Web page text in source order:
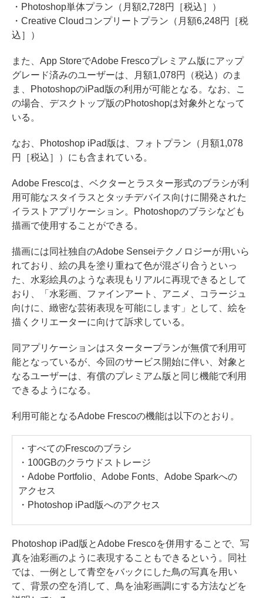
・Photoshop単体プラン（月額2,728円［税込］）
・Creative Cloudコンプリートプラン（月額6,248円［税
込］）
また、App StoreでAdobe Frescoプレミアム版にアップ
グレード済みのユーザーは、月額1,078円（税込）のま
ま、PhotoshopのiPad版の利用が可能となる。なお、こ
の場合、デスクトップ版のPhotoshopは対象外となって
いる。
なお、Photoshop iPad版は、フォトプラン（月額1,078
円［税込］）にも含まれている。
Adobe Frescoは、ベクターとラスター形式のブラシが利
用可能なスタイラスとタッチデバイス向けに開発された
イラストアプリケーション。Photoshopのブラシなども
描画で使用することができる。
描画には同社独自のAdobe Senseiテクノロジーが用いら
れており、絵の具を塗り重ねて色が混ざり合うといっ
た、水彩絵具のような表現もリアルに再現できるとして
おり、「水彩画、ファインアート、アニメ、コラージュ
向けに、緻密な芸術表現を可能にします」として、絵を
描くクリエーターに向けて訴求している。
同アプリケーションはスタータープランが無償で利用可
能となっているが、今回のサービス開始に伴い、対象と
なるユーザーは、有償のプレミアム版と同じ機能で利用
できるようになる。
利用可能となるAdobe Frescoの機能は以下のとおり。
・すべてのFrescoのブラシ
・100GBのクラウドストレージ
・Adobe Portfolio、Adobe Fonts、Adobe Sparkへの
アクセス
・Photoshop iPad版へのアクセス
Photoshop iPad版とAdobe Frescoを併用することで、写
真を油彩画のように表現することもできるという。同社
では、一例として青空をバックにした鳥の写真を用い
て、背景の空を消して、鳥を油彩画調にする方法などを